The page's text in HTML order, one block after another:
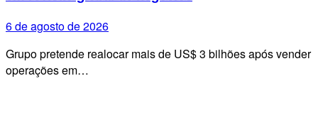
6 de agosto de 2026
Grupo pretende realocar mais de US$ 3 bilhões após vender
operações em…